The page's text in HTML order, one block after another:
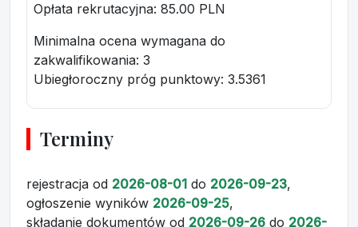
Opłata rekrutacyjna: 85.00 PLN
Minimalna ocena wymagana do
zakwalifikowania: 3
Ubiegłoroczny próg punktowy: 3.5361
Terminy
rejestracja od 2026-08-01 do 2026-09-23,
ogłoszenie wyników 2026-09-25,
składanie dokumentów od 2026-09-26 do 2026-